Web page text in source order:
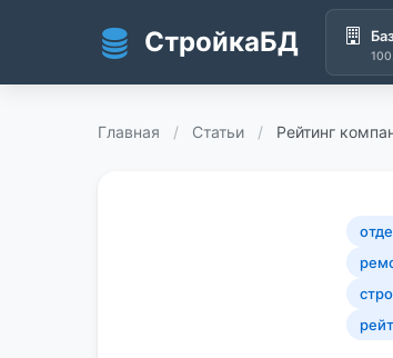
СтройкаБД
Главная / Статьи / Рейтинг